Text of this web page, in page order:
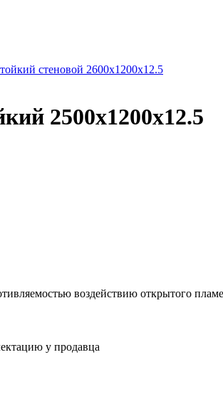
стеновой 2600x1200x12.5
2500х1200х12.5
воздействию открытого
у продавца